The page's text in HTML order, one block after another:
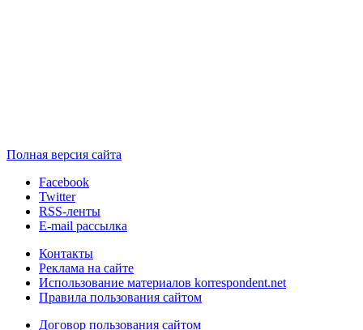
Полная версия сайта
Facebook
Twitter
RSS-ленты
E-mail рассылка
Контакты
Реклама на сайте
Использование материалов korrespondent.net
Правила пользования сайтом
Договор пользования сайтом